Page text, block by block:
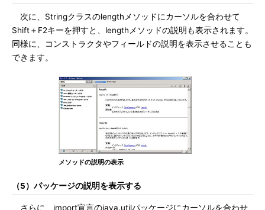
次に、Stringクラスのlengthメソッドにカーソルを合わせて
Shift＋F2キーを押すと、lengthメソッドの説明も表示されます。
同様に、コンストラクタやフィールドの説明を表示させることも
できます。
メソッドの説明の表示
（5）パッケージの説明を表示する
さらに、import宣言のjava.utilパッケージにカーソルを合わせ